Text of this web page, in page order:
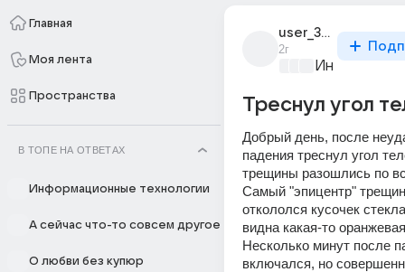
Главная
Моя лента
Пространства
В ТОПЕ НА ОТВЕТАХ
Информационные технологии
А сейчас что-то совсем другое
О любви без купюр
user_307166609
2г
Треснул угол
Добрый день, после
падения треснул угол
трещины разошлись по
Самый "эпицентр" трещин
откололся кусочек
видна какая-то
Несколько минут после
включался, но